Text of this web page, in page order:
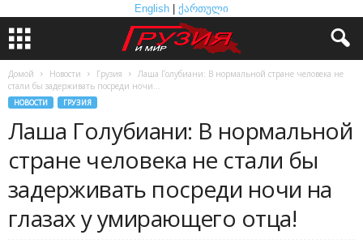
English ქართული
Домой Новости Грузия
Лаша Голубиани: В нормальной стране человека не
стали бы задерживать посреди ночи...
НОВОСТИ ГРУЗИЯ
Лаша Голубиани: В нормальной
стране человека не стали бы
задерживать посреди ночи на
глазах у умирающего отца!